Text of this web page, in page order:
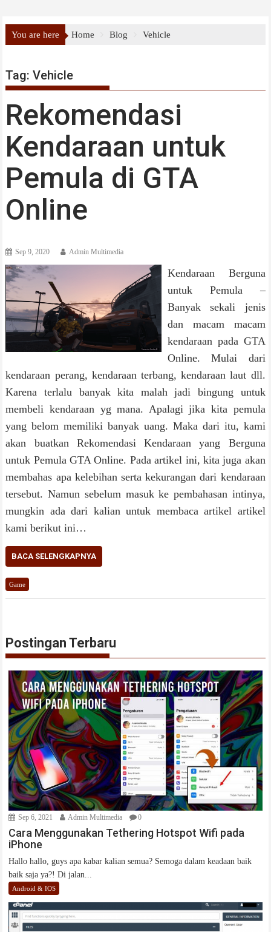
You are here Home Blog Vehicle
Tag:Vehicle
Rekomendasi
Kendaraan untuk
Pemula di GTA
Online
Sep 9, 2020 Admin Multimedia
Kendaraan Berguna
untuk Pemula –
Banyak sekali jenis
dan macam macam
kendaraan pada GTA
Online. Mulai dari
kendaraan perang, kendaraan terbang, kendaraan laut dll.
Karena terlalu banyak kita malah jadi bingung untuk
membeli kendaraan yg mana. Apalagi jika kita pemula
yang belom memiliki banyak uang. Maka dari itu, kami
akan buatkan Rekomendasi Kendaraan yang Berguna
untuk Pemula GTA Online. Pada artikel ini, kita juga akan
membahas apa kelebihan serta kekurangan dari kendaraan
tersebut. Namun sebelum masuk ke pembahasan intinya,
mungkin ada dari kalian untuk membaca artikel artikel
kami berikut ini…
BACA SELENGKAPNYA
Game
Postingan Terbaru
Sep 6, 2021 Admin Multimedia 0
Cara Menggunakan Tethering Hotspot Wifi pada
iPhone
Hallo hallo, guys apa kabar kalian semua? Semoga dalam keadaan baik
baik saja ya?! Di jalan...
Android & IOS